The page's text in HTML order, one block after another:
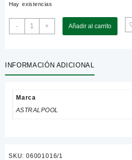
Hay existencias
-
Inverlong
AstralPool
flotante
1,75
Ref.-
69872
cantidad
+ Añadir al carrito
INFORMACIÓN ADICIONAL
Marca
ASTRALPOOL
SKU: 06001016/1